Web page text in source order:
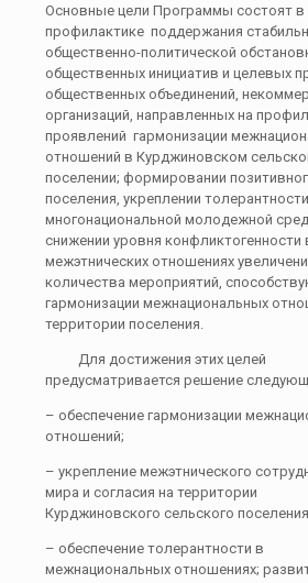
Основные цели Программы состоят в
профилактике поддержания
общественно-политической
общественных инициатив и целевых
общественных объединений,
организаций, направленных на
проявлений гармонизации
отношений в Курджиновском
поселении; формировании
поселения, укреплении
многонациональной молодежной
снижении уровня конфликтогенности
межэтнических отношениях
количества мероприятий,
гармонизации межнациональных
территории поселения.
Для достижения этих целей
предусматривается решение
– обеспечение гармонизации
отношений;
– укрепление межэтнического
мира и согласия на территории
Курджиновского сельского
– обеспечение толерантности в
межнациональных отношениях;